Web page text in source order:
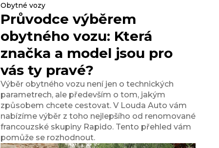
Obytné vozy
Průvodce výběrem
obytného vozu: Která
značka a model jsou pro
vás ty pravé?
Výběr obytného vozu není jen o technických
parametrech, ale především o tom, jakým
způsobem chcete cestovat. V Louda Auto vám
nabízíme výběr z toho nejlepšího od renomované
francouzské skupiny Rapido. Tento přehled vám
pomůže se rozhodnout.